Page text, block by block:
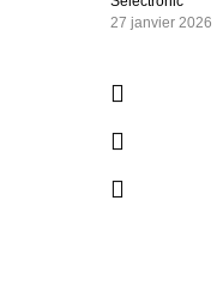
27 janvier 2026